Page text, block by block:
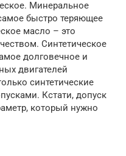
Минеральное
быстро теряющее
масло – это
Синтетическое
долговечное и
двигателей
синтетические
Кстати, допуск
который нужно